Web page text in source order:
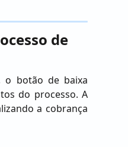
de
o botão de baixa
do processo. A
a cobrança